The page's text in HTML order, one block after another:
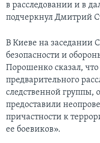
в расследовании и в
подчеркнул Дмитрий
В Киеве на заседании
безопасности и
Порошенко сказал, что
предварительного
следственной группы,
предоставили
причастности к
ее боевиков».